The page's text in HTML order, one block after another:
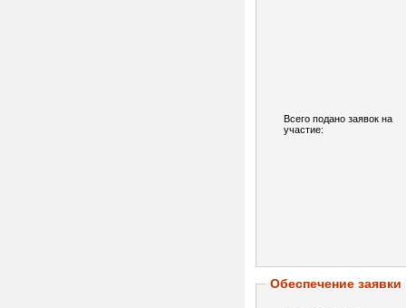
Всего подано заявок на
участие:
Обеспечение заявки